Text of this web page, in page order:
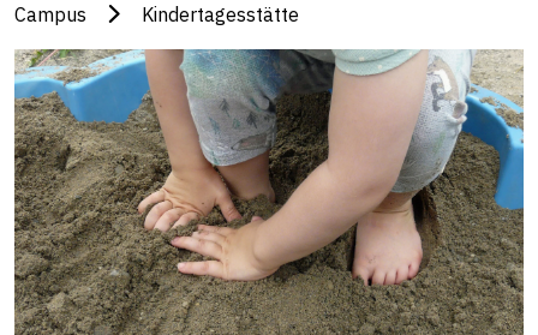
Campus Kindertagesstätte